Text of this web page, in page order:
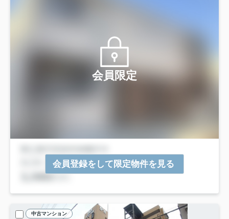
会員限定
会員登録をして限定物件を見る
中古マンション